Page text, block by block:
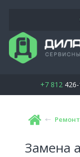
+7 812426-
Замена